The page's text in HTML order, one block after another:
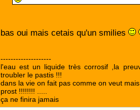
bas oui mais cetais qu'un smilies
--------------------
l'eau est un liquide très corrosif ,la
troubler le pastis !!!
dans la vie on fait pas comme on veut
prost !!!!!!!! .....
ça ne finira jamais